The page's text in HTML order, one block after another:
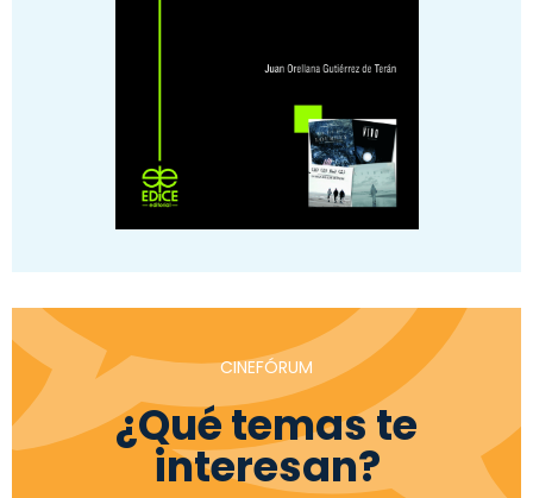
CINEFÓRUM
¿Qué temas te
interesan?